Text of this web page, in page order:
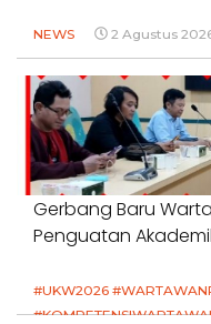
NEWS 2 Agustus
Gerbang Baru
Penguatan
#UKW2026